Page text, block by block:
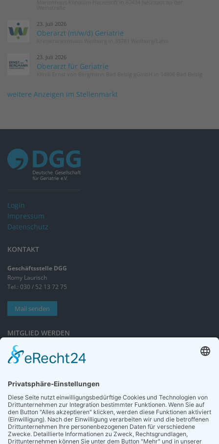
23. Juli 2026
Oberarzt (m/w/d) Geriatrie
23. Juli 2026
Oberarzt für Geriatrie
weitere Anzeigen im Stellenmarkt
Login
Impressum
Datenschutz
KONTAKT
Geschäftsstelle DGG
Romy Laurisch
Tel.: 030 / 52 13 72 75
Mail senden
MITGLIED WERDEN
Sieben gute Gründe
für Ihre Mitgliedschaft
NEWSLETTER
Neuigkeiten rund um die Geriatrie und die DGG – regelmäßig in Ihrem